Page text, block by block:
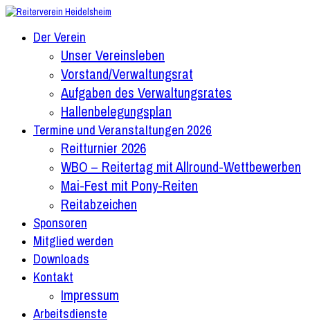
Zum
springenDer Verein
Unser Vereinsleben
Vorstand/Verwaltungsrat
Aufgaben des Verwaltungsrates
Hallenbelegungsplan
Termine und Veranstaltungen 2026
Reitturnier 2026
WBO – Reitertag mit Allround-Wettbewerben
Mai-Fest mit Pony-Reiten
Reitabzeichen
Sponsoren
Mitglied werden
Downloads
Kontakt
Impressum
Arbeitsdienste